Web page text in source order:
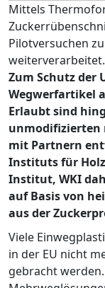
Mittels
Pilotversuchen
Zum Schutz der
Wegwerfartikel
Erlaubt sind
unmodifizierten
mit Partnern
Instituts für
Institut, WKI
auf Basis von
aus der
Viele
in der EU nicht
gebracht